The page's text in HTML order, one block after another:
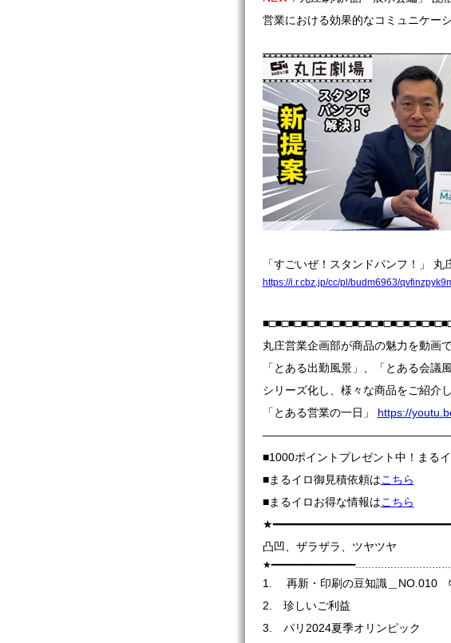
営業における効果的なコミュニケー
「すごいぜ！スタンドパンフ！」 丸
https://i.r.cbz.jp/cc/pl/budm6963/
丸庄営業企画部が商品の魅力を動画
「とある出勤風景」、「とある会議
シリーズ化し、様々な商品をご紹介
「とある営業の一日」 https://
■1000ポイントプレゼント中！まる
■まるイロ御見積依頼はこちら
■まるイロお得な情報はこちら
凸凹、ザラザラ、ツヤツヤ
1. 再新・印刷の豆知識＿NO.010
2. 珍しいご利益
3. パリ2024夏季オリンピック